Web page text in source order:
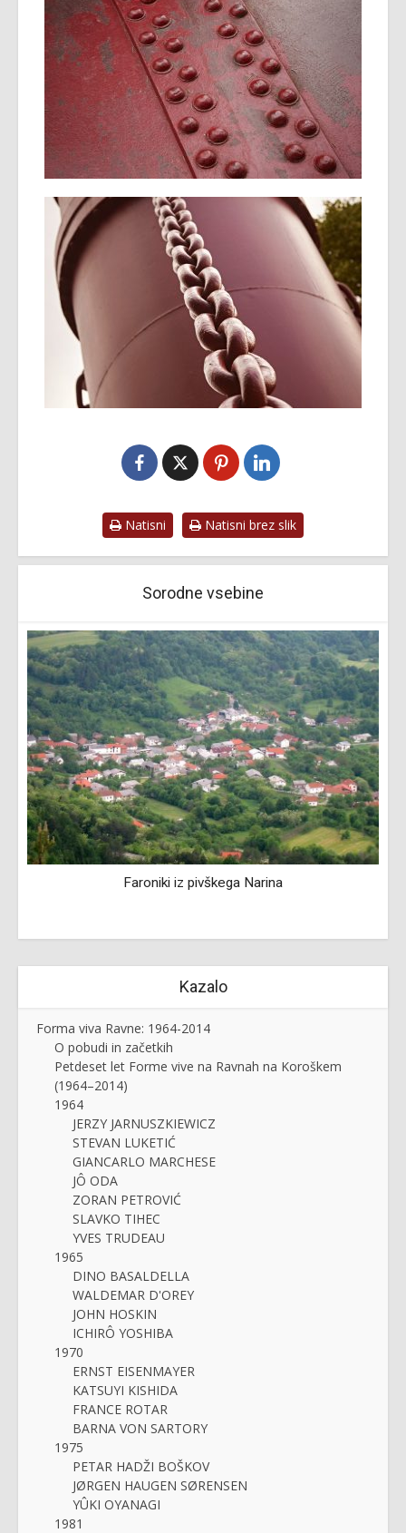
Natisni Natisni brez slik
Sorodne vsebine
Faroniki iz pivškega Narina
Kazalo
Forma viva Ravne: 1964-2014
O pobudi in začetkih
Petdeset let Forme vive na Ravnah na Koroškem
(1964–2014)
1964
JERZY JARNUSZKIEWICZ
STEVAN LUKETIĆ
GIANCARLO MARCHESE
JÔ ODA
ZORAN PETROVIĆ
SLAVKO TIHEC
YVES TRUDEAU
1965
DINO BASALDELLA
WALDEMAR D'OREY
JOHN HOSKIN
ICHIRÔ YOSHIBA
1970
ERNST EISENMAYER
KATSUYI KISHIDA
FRANCE ROTAR
BARNA VON SARTORY
1975
PETAR HADŽI BOŠKOV
JØRGEN HAUGEN SØRENSEN
YÛKI OYANAGI
1981